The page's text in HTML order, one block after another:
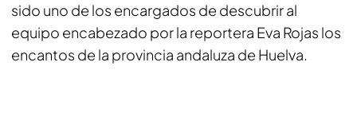
sido uno de los encargados de descubrir al
equipo encabezado por la reportera Eva Rojas los
encantos de la provincia andaluza de Huelva.